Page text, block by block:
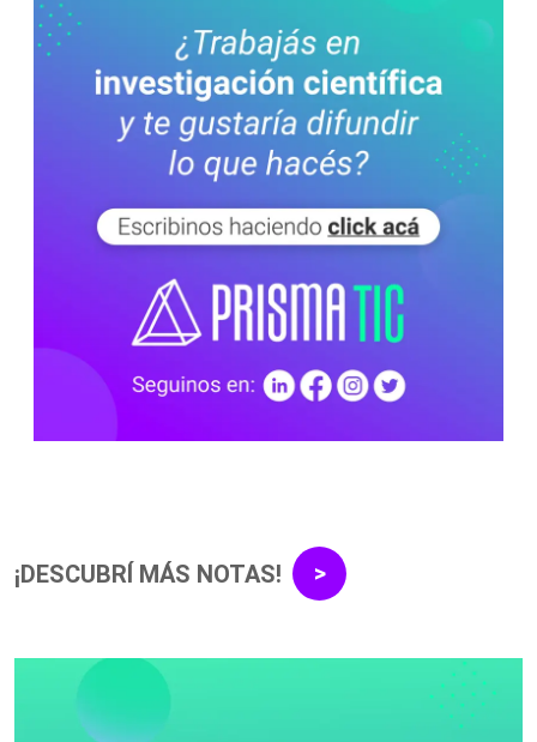
¡DESCUBRÍ MÁS NOTAS! >